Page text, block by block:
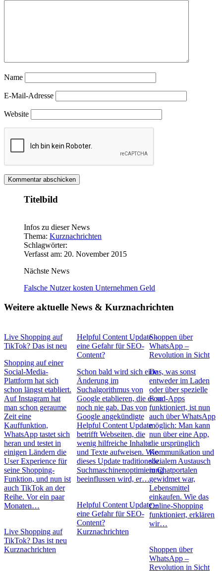
Name
E-Mail-Adresse
Website
Titelbild
Infos zu dieser News
Thema: Kurznachrichten
Schlagwörter:
Verfasst am: 20. November 2015
Nächste News
Falsche Nutzer kosten Unternehmen Geld
Weitere aktuelle News & Kurznachrichten
Live Shopping auf
TikTok? Das ist neu
Shopping auf einer
Social-Media-
Plattform hat sich
schon längst etabliert.
Auf Instagram hat
man schon geraume
Zeit eine
Kauffunktion,
WhatsApp tastet sich
heran und testet in
einigen Ländern die
User Experience für
seine Shopping-
Funktion, und nun ist
auch TikTok an der
Reihe. Vor ein paar
Monaten…
Live Shopping auf
TikTok? Das ist neu
Kurznachrichten
Helpful Content Update –
eine Gefahr für SEO-
Content?
Schon bald wird sich eine
Änderung im
Suchalgorithmus von
Google etablieren, die es so
noch nie gab. Das von
Google angekündigte
Helpful Content Update
betrifft Webseiten, die
wenig hilfreiche Inhalte
und Texte aufweisen. Wie
dieses Update traditionelle
Suchmaschinenoptimierung
beeinflussen wird, er…
Helpful Content Update –
eine Gefahr für SEO-
Content?
Kurznachrichten
Shoppen über
WhatsApp –
Revolution in Sicht
Das, was sonst
entweder im Laden
oder über spezielle
Food-Apps
funktioniert, ist nun
auch über WhatsApp
möglich: Man kann
nun über eine App,
die ursprünglich
Kommunikation und
sozialem Austausch
in Chatportalen
gewidmet war,
Lebensmittel
einkaufen. Wie das
Online-Shopping
funktioniert, erklären
wir…
Shoppen über
WhatsApp –
Revolution in Sicht